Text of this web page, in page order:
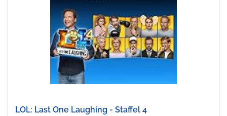
LOL: Last One Laughing - Staffel 4